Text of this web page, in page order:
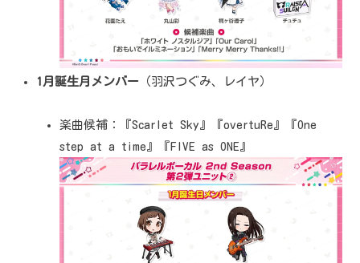
1月誕生月メンバー （羽沢つぐみ、レイヤ）
楽曲候補：『Scarlet Sky』『overtuRe』『One
step at a time』『FIVE as ONE』